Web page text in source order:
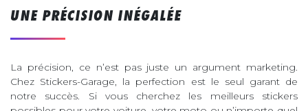
UNE PRÉCISION INÉGALÉE
La précision, ce n’est pas juste un argument marketing.
Chez Stickers-Garage, la perfection est le seul garant de
notre succès. Si vous cherchez les meilleurs stickers